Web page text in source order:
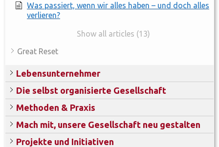
Was passiert, wenn wir alles haben – und doch alles
verlieren?
Show all articles (13)
Great Reset
Lebensunternehmer
Die selbst organisierte Gesellschaft
Methoden & Praxis
Mach mit, unsere Gesellschaft neu gestalten
Projekte und Initiativen